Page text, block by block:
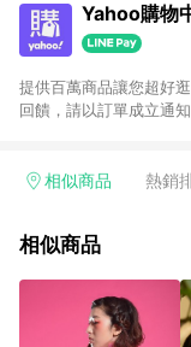
Yahoo購物
提供百萬商品讓您超好
回饋，請以訂單成立通知為準 1. 請注意以下品類商品
電玩/遊戲/相機/單眼/
的購回饋活動享Yahoo
3. 訂單回饋金額將扣除
價券等虛擬貨幣折抵 4.
有相關事證認定您為大
相似商品 熱銷
相似商品